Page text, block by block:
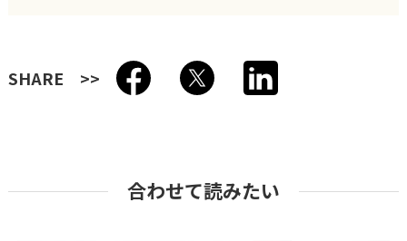
SHARE
合わせて読みたい